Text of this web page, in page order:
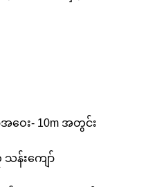
း- 10m အတွင်း
န်းကျော်